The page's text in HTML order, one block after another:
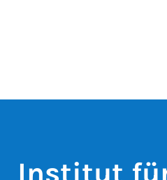
Institut